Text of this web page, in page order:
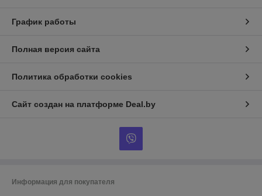
График работы
Полная версия сайта
Политика обработки cookies
Сайт создан на платформе Deal.by
Информация для покупателя